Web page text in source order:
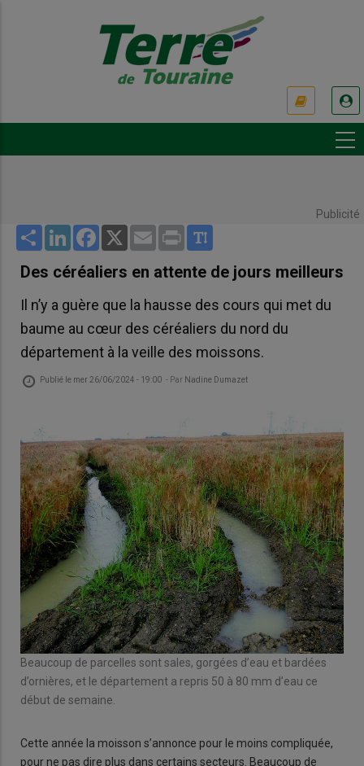
Publicité
Share LinkedInFacebook
X Email Print
Des céréaliers en attente de jours meilleurs
Il n’y a guère que la hausse des cours qui met du
baume au cœur des céréaliers du nord du
département à la veille des moissons.
Publié le mer 26/06/2024 - 19:00 - Par Nadine Dumazet
Beaucoup de parcelles sont sales, gorgées d’eau et bardées
d’ornières, et le département a repris 50 à 80 mm d’eau ce
début de semaine.
Cette année la moisson s’annonce pour le moins compliquée,
pour ne pas dire plus dans certains secteurs. Beaucoup de